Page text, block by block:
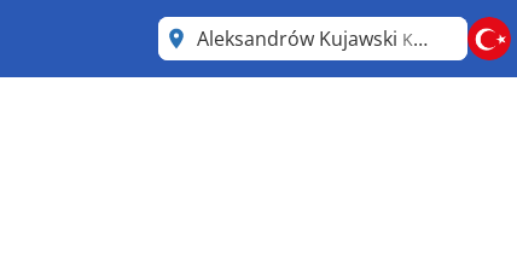
Aleksandrów Kujawski Kujawsko-Pomorskie